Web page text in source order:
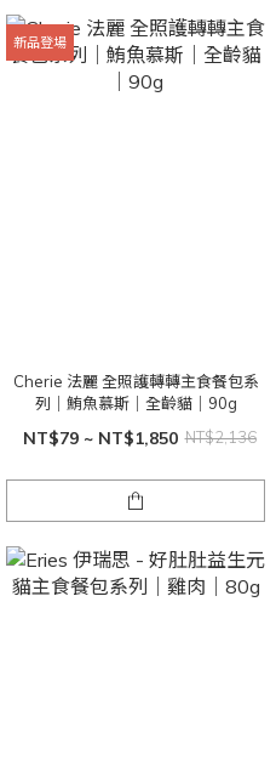
新品登場
Cherie 法麗 全照護轉轉主食餐包系
列｜鮪魚慕斯｜全齡貓｜90g
NT$79 ~ NT$1,850 NT$2,136